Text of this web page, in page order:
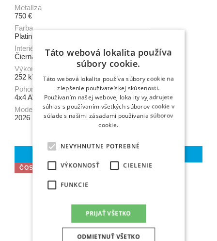
Metalíza
750 €
Farba
Platinum White Pearl Mica
Interiér
Čierna syntetická koža
Výkon
252 kW
Pohon
4x4 AWD / eAxle
Modelový rok
2026
ČOSKORO K DISPOZÍCII
Táto webová lokalita používa
súbory cookie.
Táto webová lokalita používa súbory cookie na
zlepšenie používateľskej skúsenosti.
Používaním našej webovej lokality vyjadrujete
súhlas s používaním všetkých súborov cookie v
súlade s našimi zásadami používania súborov
cookie.
NEVYHNUTNE POTREBNÉ
VÝKONNOSŤ CIELENIE
FUNKCIE
PRIJAŤ VŠETKO
ODMIETNUŤ VŠETKO